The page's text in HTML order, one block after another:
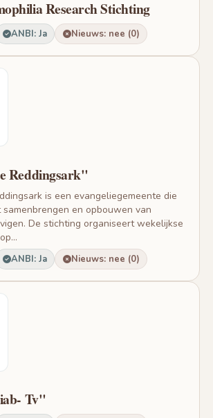
Research Stichting
ANBI: Ja Nieuws: nee (0)
Reddingsark"
is een evangeliegemeente die
en opbouwen van
De stichting organiseert wekelijkse
ANBI: Ja Nieuws: nee (0)
Tv"